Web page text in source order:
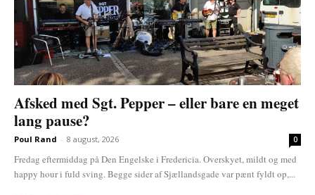
Afsked med Sgt. Pepper – eller bare en meget
lang pause?
Poul Rand - 8 august, 2026 0
Fredag eftermiddag på Den Engelske i Fredericia. Overskyet, mildt og med
happy hour i fuld sving. Begge sider af Sjællandsgade var pænt fyldt op,...